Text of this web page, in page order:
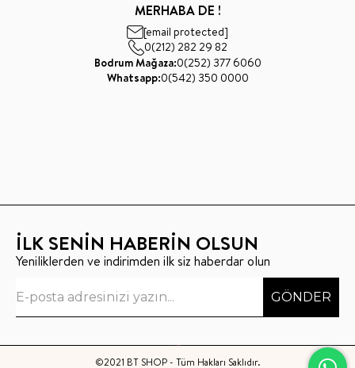
MERHABA DE !
[email protected]
0(212) 282 29 82
Bodrum Mağaza:0(252) 377 6060
Whatsapp:0(542) 350 0000
İLK SENİN HABERİN OLSUN
Yeniliklerden ve indirimden ilk siz haberdar olun
GÖNDER
©2021 BT SHOP - Tüm Hakları Saklıdır.